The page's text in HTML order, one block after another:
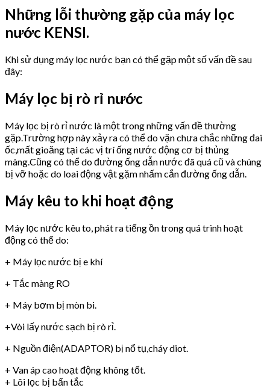
Những lỗi thường gặp của máy lọc
nước KENSI.
Khi sử dụng máy lọc nước bạn có thể gặp một số vấn đề sau
đây:
Máy lọc bị rò rỉ nước
Máy lọc bị rò rỉ nước là một trong những vấn đề thường
gặp.Trường hợp này xảy ra có thể do vặn chưa chắc những đai
ốc,mất gioăng tại các vị trí ống nước động cơ bị thủng
màng.Cũng có thể do đường ống dẫn nước đã quá cũ và chúng
bị vỡ hoặc do loai động vật gặm nhấm cắn đường ống dẫn.
Máy kêu to khi hoạt động
Máy lọc nước kêu to, phát ra tiếng ồn trong quá trình hoạt
động có thể do:
+ Máy lọc nước bị e khí
+ Tắc màng RO
+ Máy bơm bị mòn bi.
+Vòi lấy nước sạch bị rò rỉ.
+ Nguồn điện(ADAPTOR) bị nổ tụ,cháy diot.
+ Van áp cao hoạt động không tốt.
+ Lõi lọc bị bẩn tắc